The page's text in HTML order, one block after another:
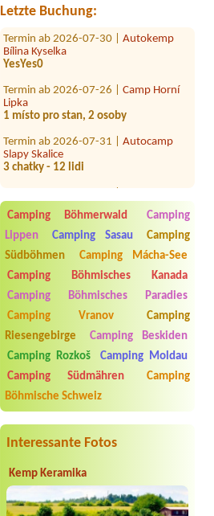
Letzte Buchung:
Bílina Kyselka
YesYes0
Lipka
1 místo pro stan, 2 osoby
Slapy Skalice
3 chatky - 12 lidi
Chatka pro 2 odoby
Termin ab 2026-08-02 |Chatová
osada Jachta u Máchova jezera
Stellplatz Wohnwagen
Termin ab 2026-09-04 |Autocamp
Erika
3 místa pro karavany s el. přípojkou
(cca 6 dospělých, 5 dětí)3l chatka
(2d+1dítě), 5l chatka (3d+2děti)
Termin ab 2026-07-31 |Sportkemp-
Sportcentrum Doubí
Camping Böhmerwald
Camping
Lippen
Camping Sasau
Camping
Südböhmen
Camping Mácha-See
Camping Böhmisches Kanada
Camping Böhmisches Paradies
Camping Vranov
Camping
Riesengebirge
Camping Beskiden
Camping Rozkoš
Camping Moldau
Camping Südmähren
Camping
Böhmische Schweiz
Interessante Fotos
Kemp Keramika